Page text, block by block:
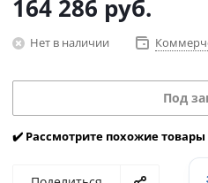
164 286 руб.
Нет в наличии
Под
✔️ Рассмотрите похожие